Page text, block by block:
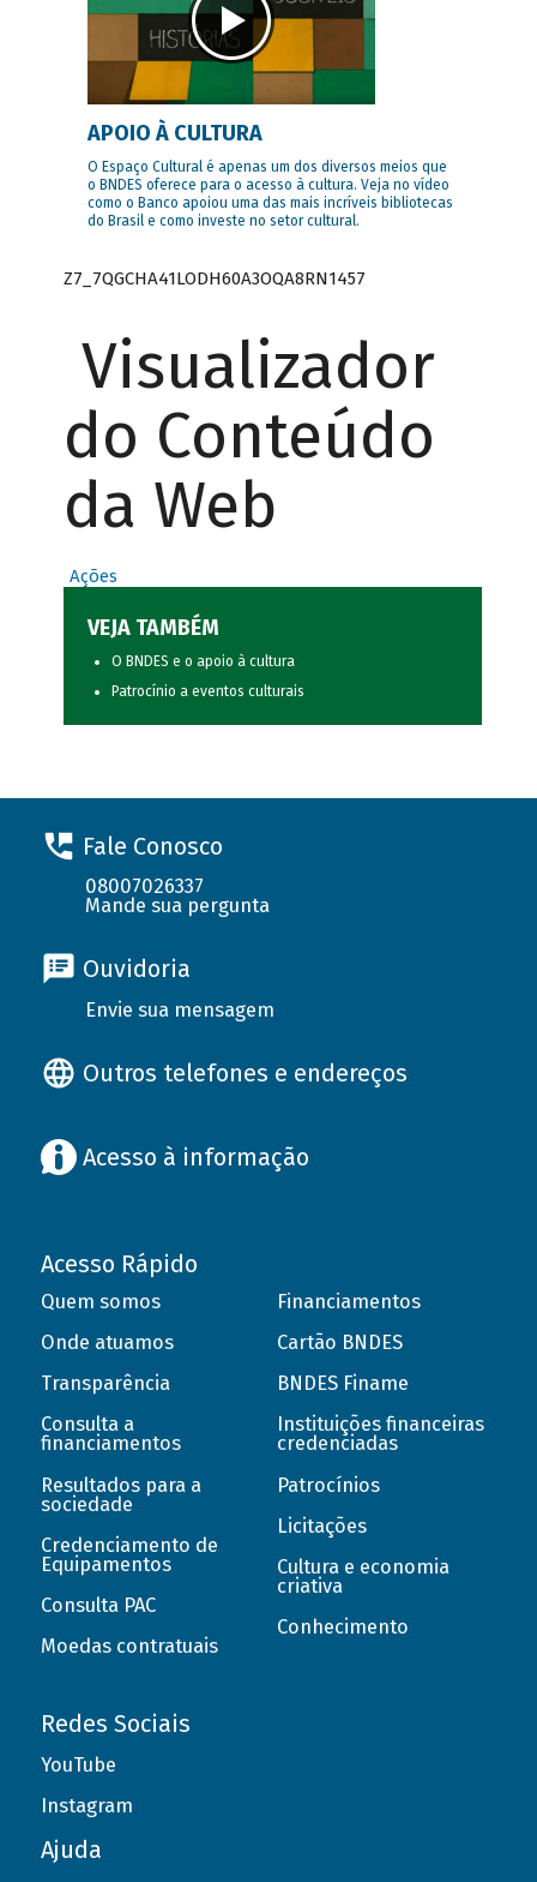
APOIO À CULTURA
O Espaço Cultural é apenas um dos diversos meios que
o BNDES oferece para o acesso à cultura. Veja no vídeo
como o Banco apoiou uma das mais incríveis bibliotecas
do Brasil e como investe no setor cultural.
Z7_7QGCHA41LODH60A3OQA8RN1457
Visualizador
do Conteúdo
da Web
Ações
VEJA TAMBÉM
O BNDES e o apoio à cultura
Patrocínio a eventos culturais
Fale Conosco
08007026337
Mande sua pergunta
Ouvidoria
Envie sua mensagem
Outros telefones e endereços
Acesso à informação
Acesso Rápido
Quem somos
Onde atuamos
Transparência
Consulta a
financiamentos
Resultados para a
sociedade
Credenciamento de
Equipamentos
Consulta PAC
Moedas contratuais
Financiamentos
Cartão BNDES
BNDES Finame
Instituições financeiras
credenciadas
Patrocínios
Licitações
Cultura e economia
criativa
Conhecimento
Redes Sociais
YouTube
Instagram
Ajuda